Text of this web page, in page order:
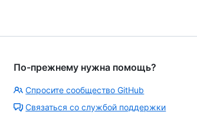
По-прежнему нужна помощь?
Спросите сообщество GitHub
Связаться со службой поддержки